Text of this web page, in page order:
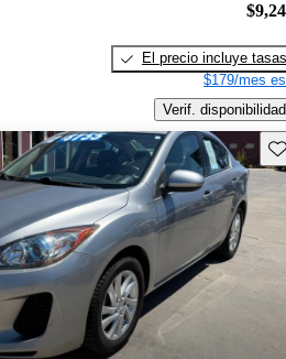
El precio incluye tasas
$179/mes
Verif. disponibilidad